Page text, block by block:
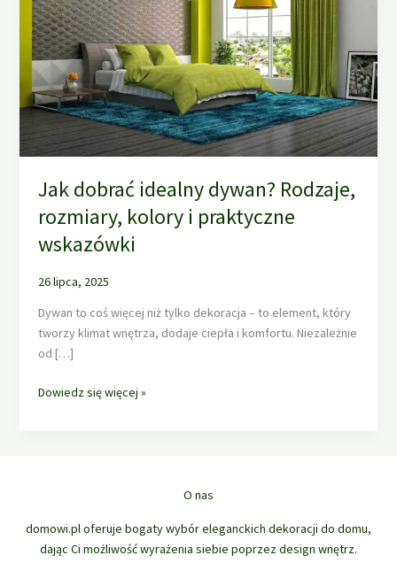
Jak dobrać idealny dywan? Rodzaje,
rozmiary, kolory i praktyczne
wskazówki
26 lipca, 2025
Dywan to coś więcej niż tylko dekoracja – to element, który
tworzy klimat wnętrza, dodaje ciepła i komfortu. Niezależnie
od […]
Jak
i
praktyczne
Dowiedz się więcej »
O nas
domowi.pl oferuje bogaty wybór eleganckich dekoracji do domu,
dając Ci możliwość wyrażenia siebie poprzez design wnętrz.